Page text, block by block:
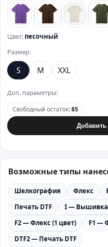
фиолетовыйкоричневый
бежевый
Цвет: песочный
Размер:
S M XXL
Доп. параметры:
Свободный остаток:85
Добавить
Возможные типы
Шелкография Флекс
Печать DTF
I — Вышивка
F2 — Флекс (1 цвет)
F1 —
DTF2 — Печать DTF